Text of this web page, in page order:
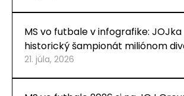
MS vo futbale v infografike:
historický šampionát miliónom
21. júla, 2026